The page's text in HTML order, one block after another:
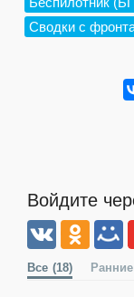
Сводки с
Войдите
Все (18) Ранние